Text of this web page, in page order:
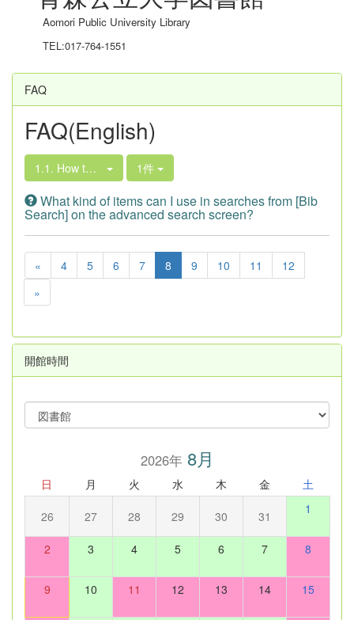
Aomori Public University Library
TEL:017-764-1551
FAQ
FAQ(English)
1.1. How to Search the Library Book Collection
1件
What kind of items can I use in searches from [Bib
Search] on the advanced search screen?
« 4 5 6 7 8 9 10 11
12
»
開館時間
2026年8月
日 月 火 水 木 金 土
26 27 28 29 30 31 1
2 3 4 5 6 7 8
9 10 11 12 13 14 15